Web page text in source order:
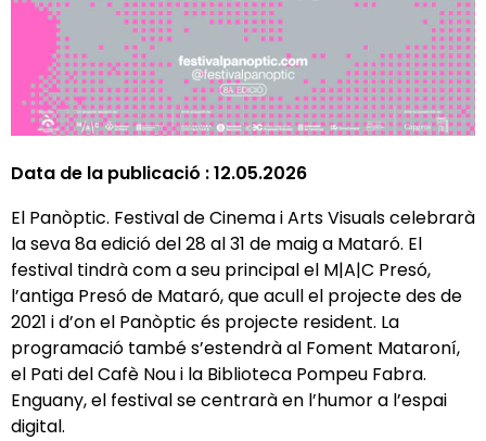
Data de la publicació :12.05.2026
El Panòptic. Festival de Cinema i Arts Visuals celebrarà
la seva 8a edició del 28 al 31 de maig a Mataró. El
festival tindrà com a seu principal el M|A|C Presó,
l’antiga Presó de Mataró, que acull el projecte des de
2021 i d’on el Panòptic és projecte resident. La
programació també s’estendrà al Foment Mataroní,
el Pati del Cafè Nou i la Biblioteca Pompeu Fabra.
Enguany, el festival se centrarà en l’humor a l’espai
digital.